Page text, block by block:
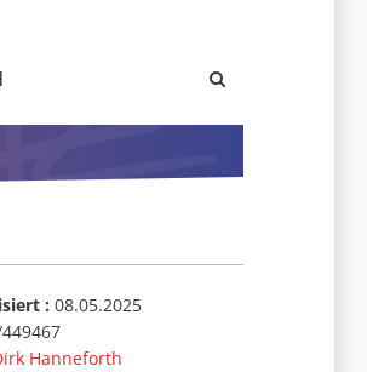
: 08.05.2025
Hanneforth